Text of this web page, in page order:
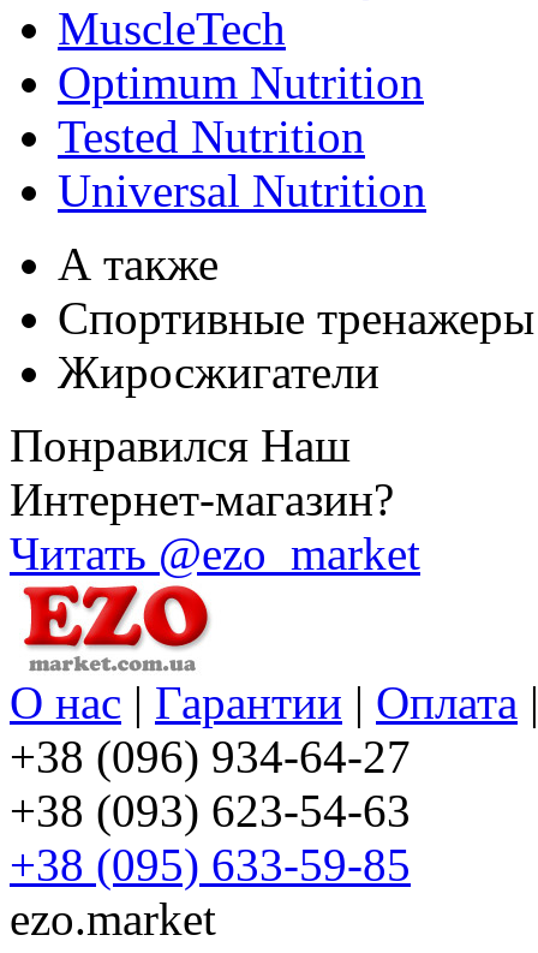
MuscleTech
Optimum Nutrition
Tested Nutrition
Universal Nutrition
А также
Спортивные тренажеры
Жиросжигатели
Понравился Наш
Интернет-магазин?
Читать @ezo_market
О нас | Гарантии | Оплата
+38 (096) 934-64-27
+38 (093) 623-54-63
+38 (095) 633-59-85
ezo.market